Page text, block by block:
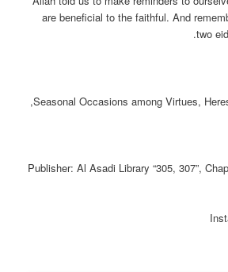
are beneficial to the faithful. And
two
Publisher: Al Asadi Library “305, 307”,